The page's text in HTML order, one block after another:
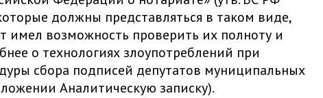
должны представляться в таком виде,
имел возможность проверить их полноту и
о технологиях злоупотреблений при
сбора подписей депутатов муниципальных
Аналитическую записку).